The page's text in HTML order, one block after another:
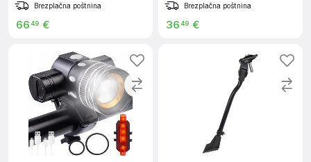
Brezplačna poštnina
6649 €
Brezplačna poštnina
3649 €